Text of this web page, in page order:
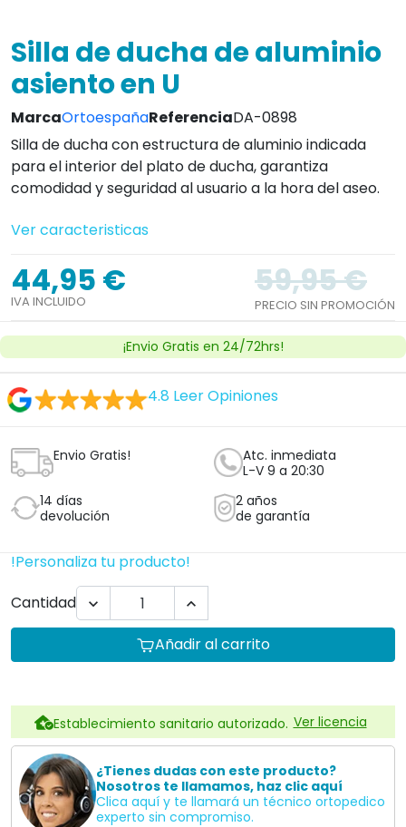
Silla de ducha de aluminio
asiento en U
MarcaOrtoespañaReferenciaDA-0898
Silla de ducha con estructura de aluminio indicada
para el interior del plato de ducha, garantiza
comodidad y seguridad al usuario a la hora del aseo.
Ver caracteristicas
44,95 €
IVA INCLUIDO
59,95 €
PRECIO SIN PROMOCIÓN
¡Envio Gratis en 24/72hrs!
4.8 Leer Opiniones
Envio Gratis!
Atc. inmediata
L-V 9 a 20:30
14 días
devolución
2 años
de garantía
!Personaliza tu producto!
Cantidad
 
Añadir al carrito
Establecimiento sanitario autorizado. Ver licencia
¿Tienes dudas con este producto?
Nosotros te llamamos, haz clic aquí
Clica aquí y te llamará un técnico ortopedico
experto sin compromiso.